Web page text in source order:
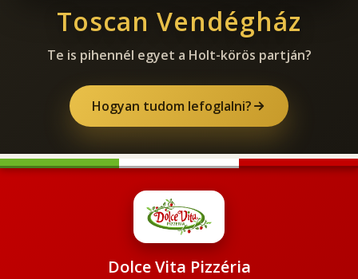
Toscan Vendégház
Te is pihennél egyet a Holt-körös partján?
Hogyan tudom lefoglalni?
Dolce Vita Pizzéria